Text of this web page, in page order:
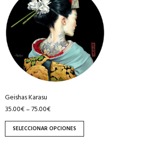
Geishas Karasu
35.00€–75.00€
SELECCIONAR OPCIONES
tiene
múltiples
variantes.
Las
opciones
elegir
en
la
página